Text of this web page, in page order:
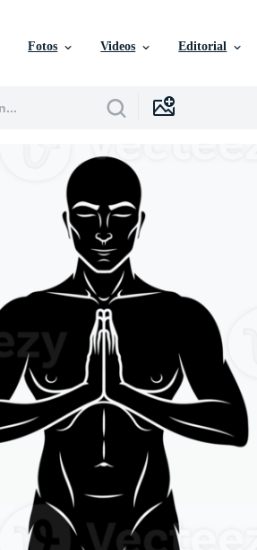
Fotos Videos Editorial